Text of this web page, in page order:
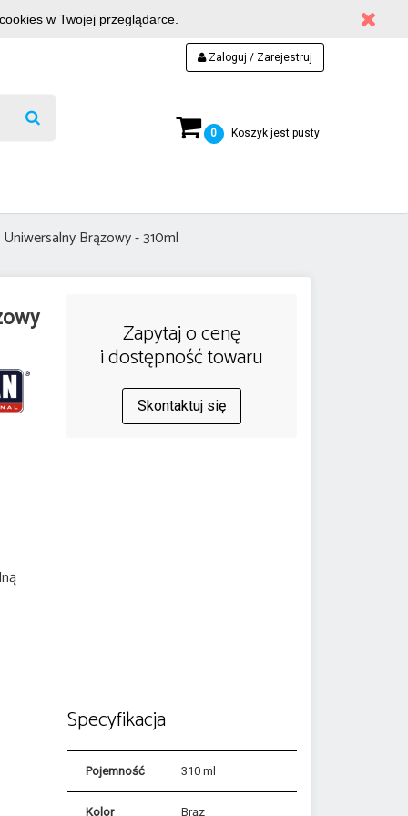
w Twojej przeglądarce.
Zaloguj / Zarejestruj
0 Koszyk jest pusty
Brązowy - 310ml
Zapytaj o cenę
i dostępność towaru
Skontaktuj się
Specyfikacja
Pojemność 310 ml
Kolor Brąz